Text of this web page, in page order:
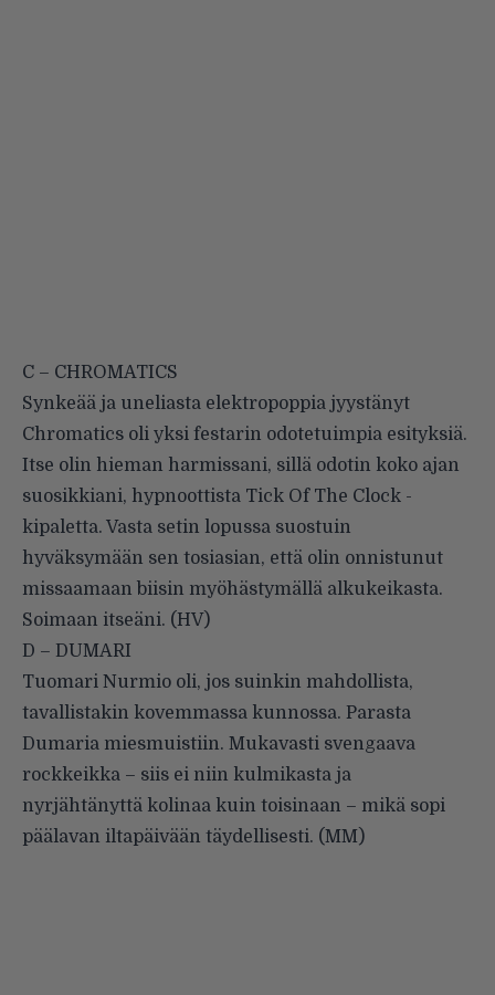
C – CHROMATICS
Synkeää ja uneliasta elektropoppia jyystänyt
Chromatics oli yksi festarin odotetuimpia esityksiä.
Itse olin hieman harmissani, sillä odotin koko ajan
suosikkiani, hypnoottista Tick Of The Clock -
kipaletta. Vasta setin lopussa suostuin
hyväksymään sen tosiasian, että olin onnistunut
missaamaan biisin myöhästymällä alkukeikasta.
Soimaan itseäni. (HV)
D – DUMARI
Tuomari Nurmio oli, jos suinkin mahdollista,
tavallistakin kovemmassa kunnossa. Parasta
Dumaria miesmuistiin. Mukavasti svengaava
rockkeikka – siis ei niin kulmikasta ja
nyrjähtänyttä kolinaa kuin toisinaan – mikä sopi
päälavan iltapäivään täydellisesti. (MM)